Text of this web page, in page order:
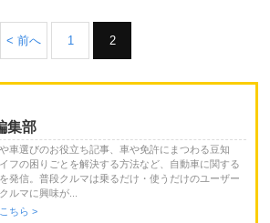
< 前へ 1 2
集部
車選びのお役立ち記事、車や免許にまつわる豆知
フの困りごとを解決する方法など、自動車に関する
発信。普段クルマは乗るだけ・使うだけのユーザー
ルマに興味が...
ちら >